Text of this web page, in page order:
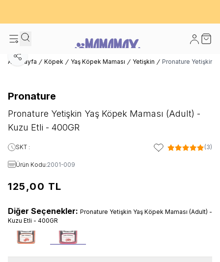
Hesabım
Ana Sayfa Köpek Yaş Köpek Maması Yetişkin Pronature Yetişkin
Paylaş
Pronature
Pronature Yetişkin Yaş Köpek Maması (Adult) -
Kuzu Etli - 400GR
SKT : Favoriye Ekle (3)
Ürün Kodu:2001-009
125,00 TL
Diğer Seçenekler: Pronature Yetişkin Yaş Köpek Maması (Adult) -
Kuzu Etli - 400GR
400 gr 400 gr